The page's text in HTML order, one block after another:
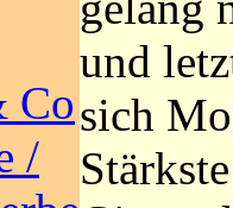
Co
/
und
sich